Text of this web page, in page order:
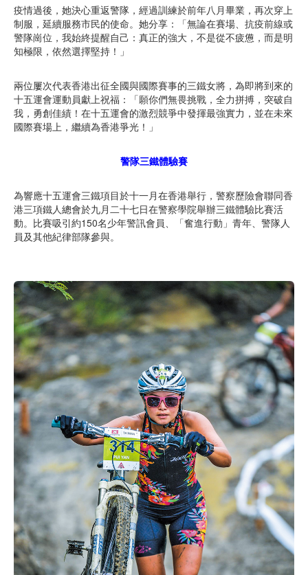
疫情過後，她決心重返警隊，經過訓練於前年八月畢業，再次穿上
制服，延續服務市民的使命。她分享：「無論在賽場、抗疫前線或
警隊崗位，我始終提醒自己：真正的強大，不是從不疲憊，而是明
知極限，依然選擇堅持！」
兩位屢次代表香港出征全國與國際賽事的三鐵女將，為即將到來的
十五運會運動員獻上祝福：「願你們無畏挑戰，全力拼搏，突破自
我，勇創佳績！在十五運會的激烈競爭中發揮最強實力，並在未來
國際賽場上，繼續為香港爭光！」
警隊三鐵體驗賽
為響應十五運會三鐵項目於十一月在香港舉行，警察歷險會聯同香
港三項鐵人總會於九月二十七日在警察學院舉辦三鐵體驗比賽活
動。比賽吸引約150名少年警訊會員、「奮進行動」青年、警隊人
員及其他紀律部隊參與。